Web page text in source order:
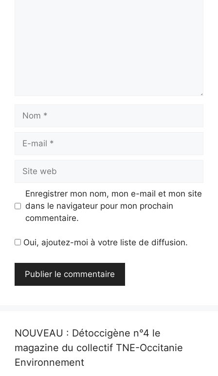
mail
web
Enregistrer mon nom, mon e-mail et mon site
dans le navigateur pour mon prochain
commentaire.
Oui, ajoutez-moi à votre liste de diffusion.
NOUVEAU : Détoccigène n°4 le
magazine du collectif TNE-Occitanie
Environnement